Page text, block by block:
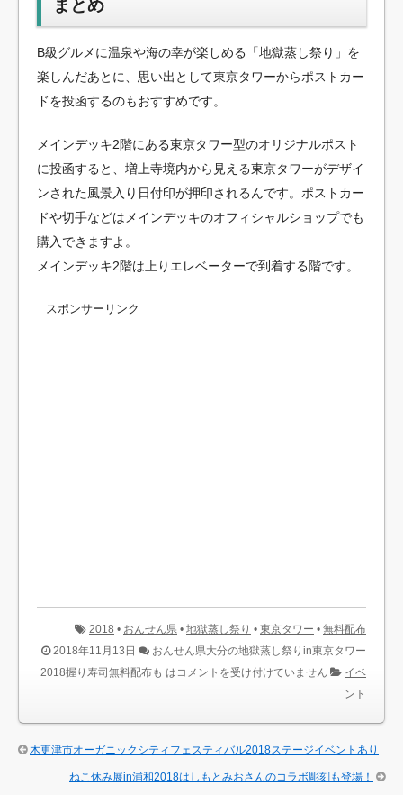
まとめ
B級グルメに温泉や海の幸が楽しめる「地獄蒸し祭り」を
楽しんだあとに、思い出として東京タワーからポストカー
ドを投函するのもおすすめです。
メインデッキ2階にある東京タワー型のオリジナルポスト
に投函すると、増上寺境内から見える東京タワーがデザイ
ンされた風景入り日付印が押印されるんです。ポストカー
ドや切手などはメインデッキのオフィシャルショップでも
購入できますよ。
メインデッキ2階は上りエレベーターで到着する階です。
スポンサーリンク
2018 • おんせん県 • 地獄蒸し祭り • 東京タワー • 無料配布
2018年11月13日
おんせん県大分の地獄蒸し祭りin東京タワー
2018握り寿司無料配布も は コメントを受け付けていません
イベ
ント
木更津市オーガニックシティフェスティバル2018ステージイベントあり
ねこ休み展in浦和2018はしもとみおさんのコラボ彫刻も登場！